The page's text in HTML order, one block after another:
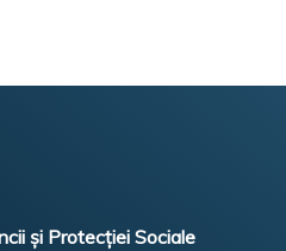
și Protecției Sociale